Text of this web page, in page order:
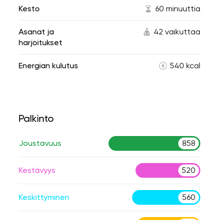
Kesto 60 minuuttia
Asanat ja
harjoitukset
42 vaikuttaa
Energian kulutus 540 kcal
Palkinto
Joustavuus 858
Kestävyys 520
Keskittyminen 560